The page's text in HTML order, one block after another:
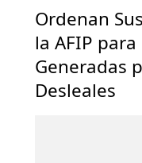
Ordenan
la AFIP
Generadas
Desleales